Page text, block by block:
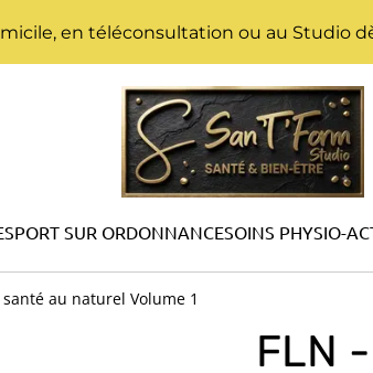
en téléconsultation ou au Studio
SPORT SUR ORDONNANCESOINS PHYSIO-
santé au naturel Volume 1
FLN